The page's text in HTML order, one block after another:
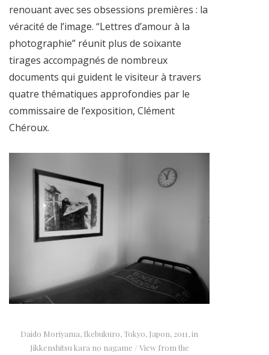
renouant avec ses obsessions premières : la
véracité de l’image. “Lettres d’amour à la
photographie” réunit plus de soixante
tirages accompagnés de nombreux
documents qui guident le visiteur à travers
quatre thématiques approfondies par le
commissaire de l’exposition, Clément
Chéroux.
Daido Moriyama, Ikebukuro, Tokyo, Japon, 2011, in
Jikkenshitsu kara no nagame / View from the